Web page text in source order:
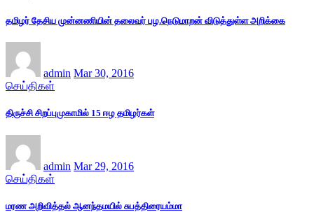
தமிழர் தேசிய முன்னணியின் தலைவர் பழ.நெடுமாறன் விடுத்துள்ள அறிக்கை
admin Mar 30, 2016
செய்திகள்
திருச்சி சிறப்புமுகாமில் 15 ஈழ தமிழர்கள்
admin Mar 29, 2016
செய்திகள்
மரண அறிவித்தல் ஆனந்தமயில் சுபத்திரையம்மா